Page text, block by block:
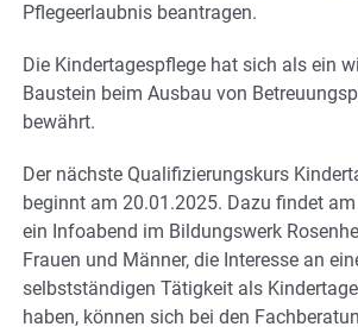
Pflegeerlaubnis beantragen.
Die Kindertagespflege hat sich als ein
Baustein beim Ausbau von
bewährt.
Der nächste Qualifizierungskurs
beginnt am 20.01.2025. Dazu findet
ein Infoabend im Bildungswerk
Frauen und Männer, die Interesse an
selbstständigen Tätigkeit als
haben, können sich bei den